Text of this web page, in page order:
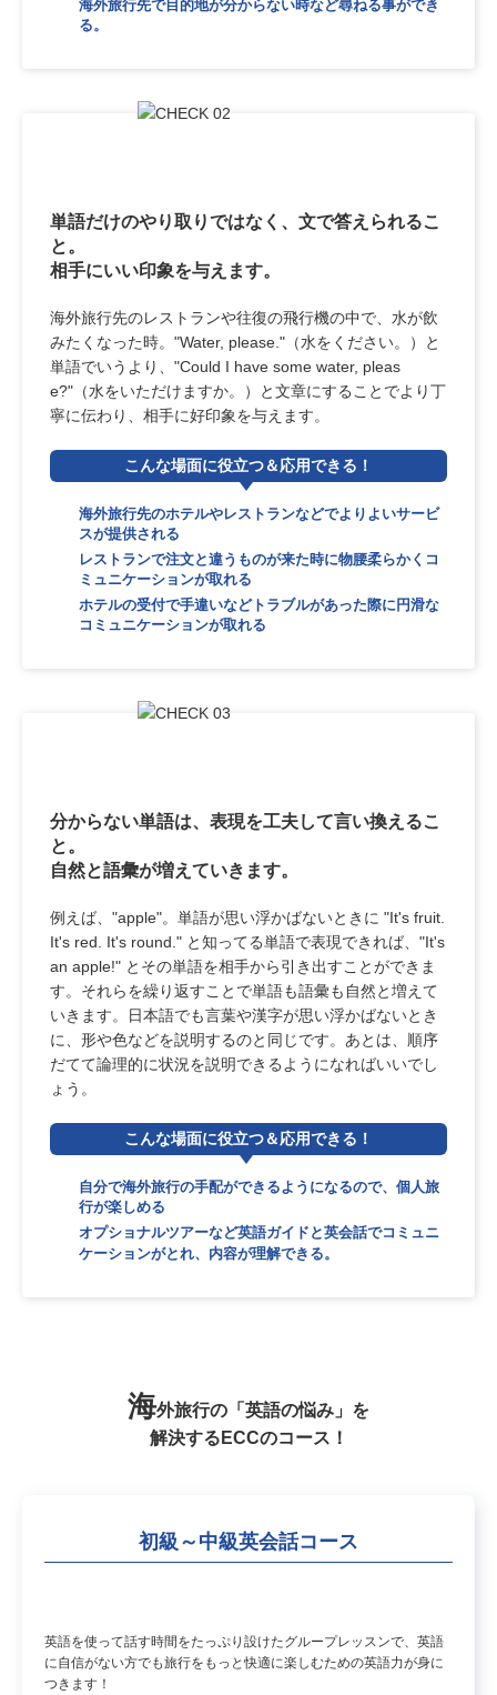
海外旅行先で目的地が分からない時など尋ねる事ができ
る。
単語だけのやり取りではなく、文で答えられるこ
と。
相手にいい印象を与えます。
海外旅行先のレストランや往復の飛行機の中で、水が飲
みたくなった時。"Water, please."（水をください。）と
単語でいうより、"Could I have some water, pleas
e?"（水をいただけますか。）と文章にすることでより丁
寧に伝わり、相手に好印象を与えます。
こんな場面に役立つ＆応用できる！
海外旅行先のホテルやレストランなどでよりよいサービ
スが提供される
レストランで注文と違うものが来た時に物腰柔らかくコ
ミュニケーションが取れる
ホテルの受付で手違いなどトラブルがあった際に円滑な
コミュニケーションが取れる
分からない単語は、表現を工夫して言い換えるこ
と。
自然と語彙が増えていきます。
例えば、"apple"。単語が思い浮かばないときに "It's fruit.
It's red. It's round." と知ってる単語で表現できれば、"It's
an apple!" とその単語を相手から引き出すことができま
す。それらを繰り返すことで単語も語彙も自然と増えて
いきます。日本語でも言葉や漢字が思い浮かばないとき
に、形や色などを説明するのと同じです。あとは、順序
だてて論理的に状況を説明できるようになればいいでし
ょう。
こんな場面に役立つ＆応用できる！
自分で海外旅行の手配ができるようになるので、個人旅
行が楽しめる
オプショナルツアーなど英語ガイドと英会話でコミュニ
ケーションがとれ、内容が理解できる。
海外旅行の「英語の悩み」を
解決するECCのコース！
初級～中級英会話コース
英語を使って話す時間をたっぷり設けたグループレッスンで、英語
に自信がない方でも旅行をもっと快適に楽しむための英語力が身に
つきます！